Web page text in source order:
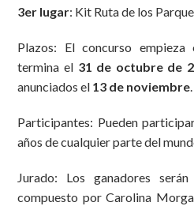
3er lugar: Kit Ruta de los
Plazos: El concurso empieza
termina el 31 de octubre de
anunciados el 13 de noviembre.
Participantes: Pueden
años de cualquier parte del
Jurado: Los ganadores
compuesto por Carolina